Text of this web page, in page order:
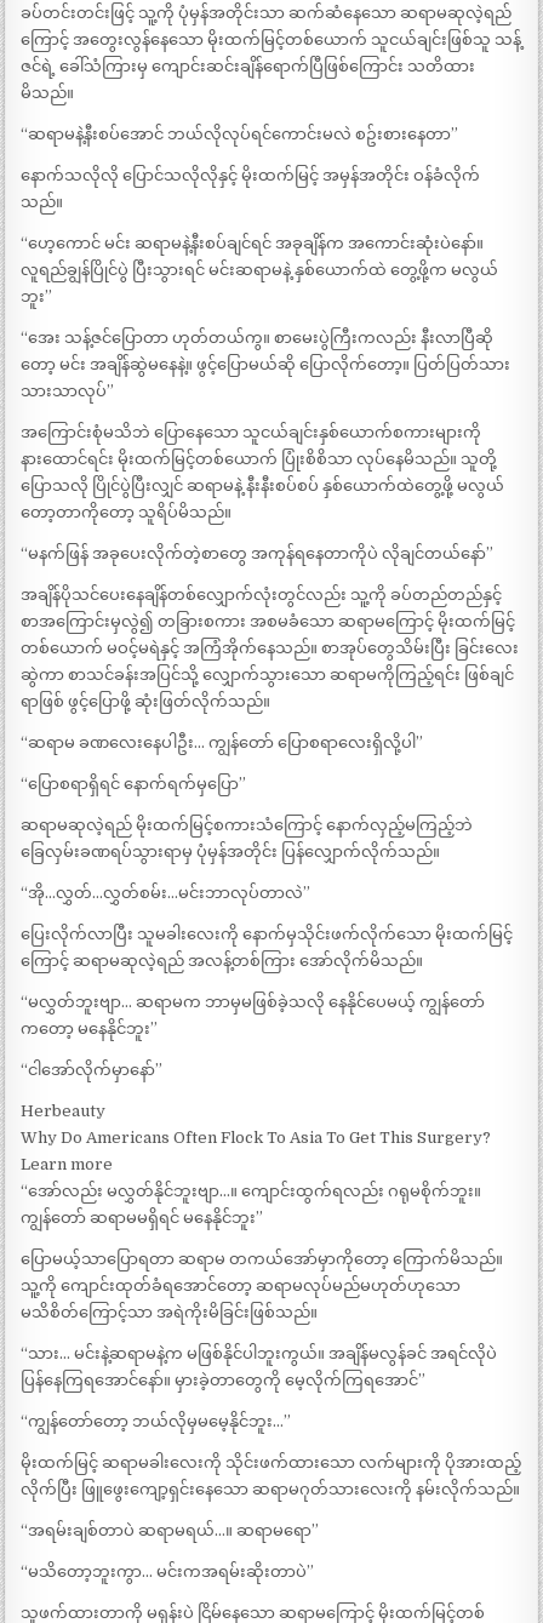
ခပ်တင်းတင်းဖြင့် သူ့ကို ပုံမှန်အတိုင်းသာ ဆက်ဆံနေသော ဆရာမဆုလဲ့ရည်
ကြောင့် အတွေးလွန်နေသော မိုးထက်မြင့်တစ်ယောက် သူငယ်ချင်းဖြစ်သူ သန့်
ဇင်ရဲ့ ခေါ်သံကြားမှ ကျောင်းဆင်းချိန်ရောက်ပြီဖြစ်ကြောင်း သတိထား
မိသည်။
“ဆရာမနဲ့နီးစပ်အောင် ဘယ်လိုလုပ်ရင်ကောင်းမလဲ စဥ်းစားနေတာ”
နောက်သလိုလို ပြောင်သလိုလိုနှင့် မိုးထက်မြင့် အမှန်အတိုင်း ဝန်ခံလိုက်
သည်။
“ဟေ့ကောင် မင်း ဆရာမနဲ့နီးစပ်ချင်ရင် အခုချိန်က အကောင်းဆုံးပဲနော်။
လူရည်ချွန်ပြိုင်ပွဲ ပြီးသွားရင် မင်းဆရာမနဲ့ နှစ်ယောက်ထဲ တွေ့ဖို့က မလွယ်
ဘူး”
“အေး သန့်ဇင်ပြောတာ ဟုတ်တယ်ကွ။ စာမေးပွဲကြီးကလည်း နီးလာပြီဆို
တော့ မင်း အချိန်ဆွဲမနေနဲ့။ ဖွင့်ပြောမယ်ဆို ပြောလိုက်တော့။ ပြတ်ပြတ်သား
သားသာလုပ်”
အကြောင်းစုံမသိဘဲ ပြောနေသော သူငယ်ချင်းနှစ်ယောက်စကားများကို
နားထောင်ရင်း မိုးထက်မြင့်တစ်ယောက် ပြုံးစိစိသာ လုပ်နေမိသည်။ သူတို့
ပြောသလို ပြိုင်ပွဲပြီးလျှင် ဆရာမနဲ့ နီးနီးစပ်စပ် နှစ်ယောက်ထဲတွေ့ဖို့ မလွယ်
တော့တာကိုတော့ သူရိပ်မိသည်။
“မနက်ဖြန် အခုပေးလိုက်တဲ့စာတွေ အကုန်ရနေတာကိုပဲ လိုချင်တယ်နော်”
အချိန်ပိုသင်ပေးနေချိန်တစ်လျှောက်လုံးတွင်လည်း သူ့ကို ခပ်တည်တည်နှင့်
စာအကြောင်းမှလွဲ၍ တခြားစကား အစမခံသော ဆရာမကြောင့် မိုးထက်မြင့်
တစ်ယောက် မဝင့်မရဲနှင့် အကြံအိုက်နေသည်။ စာအုပ်တွေသိမ်းပြီး ခြင်းလေး
ဆွဲကာ စာသင်ခန်းအပြင်သို့ လျှောက်သွားသော ဆရာမကိုကြည့်ရင်း ဖြစ်ချင်
ရာဖြစ် ဖွင့်ပြောဖို့ ဆုံးဖြတ်လိုက်သည်။
“ဆရာမ ခဏလေးနေပါဦး… ကျွန်တော် ပြောစရာလေးရှိလို့ပါ”
“ပြောစရာရှိရင် နောက်ရက်မှပြော”
ဆရာမဆုလဲ့ရည် မိုးထက်မြင့်စကားသံကြောင့် နောက်လှည့်မကြည့်ဘဲ
ခြေလှမ်းခဏရပ်သွားရာမှ ပုံမှန်အတိုင်း ပြန်လျှောက်လိုက်သည်။
“အို…လွှတ်…လွှတ်စမ်း…မင်းဘာလုပ်တာလဲ”
ပြေးလိုက်လာပြီး သူမခါးလေးကို နောက်မှသိုင်းဖက်လိုက်သော မိုးထက်မြင့်
ကြောင့် ဆရာမဆုလဲ့ရည် အလန့်တစ်ကြား အော်လိုက်မိသည်။
“မလွှတ်ဘူးဗျာ… ဆရာမက ဘာမှမဖြစ်ခဲ့သလို နေနိုင်ပေမယ့် ကျွန်တော်
ကတော့ မနေနိုင်ဘူး”
“ငါအော်လိုက်မှာနော်”
Herbeauty
Why Do Americans Often Flock To Asia To Get This Surgery?
Learn more
“အော်လည်း မလွှတ်နိုင်ဘူးဗျာ…။ ကျောင်းထွက်ရလည်း ဂရုမစိုက်ဘူး။
ကျွန်တော် ဆရာမမရှိရင် မနေနိုင်ဘူး”
ပြောမယ့်သာပြောရတာ ဆရာမ တကယ်အော်မှာကိုတော့ ကြောက်မိသည်။
သူ့ကို ကျောင်းထုတ်ခံရအောင်တော့ ဆရာမလုပ်မည်မဟုတ်ဟုသော
မသိစိတ်ကြောင့်သာ အရဲကိုးမိခြင်းဖြစ်သည်။
“သား… မင်းနဲ့ဆရာမနဲ့က မဖြစ်နိုင်ပါဘူးကွယ်။ အချိန်မလွန်ခင် အရင်လိုပဲ
ပြန်နေကြရအောင်နော်။ မှားခဲ့တာတွေကို မေ့လိုက်ကြရအောင်”
“ကျွန်တော်တော့ ဘယ်လိုမှမမေ့နိုင်ဘူး…”
မိုးထက်မြင့် ဆရာမခါးလေးကို သိုင်းဖက်ထားသော လက်များကို ပိုအားထည့်
လိုက်ပြီး ဖြူဖွေးကျော့ရှင်းနေသော ဆရာမဂုတ်သားလေးကို နမ်းလိုက်သည်။
“အရမ်းချစ်တာပဲ ဆရာမရယ်…။ ဆရာမရော”
“မသိတော့ဘူးကွာ… မင်းကအရမ်းဆိုးတာပဲ”
သူဖက်ထားတာကို မရုန်းပဲ ငြိမ်နေသော ဆရာမကြောင့် မိုးထက်မြင့်တစ်